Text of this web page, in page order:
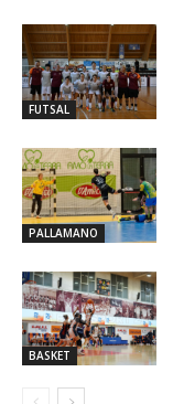
FUTSAL
PALLAMANO
BASKET